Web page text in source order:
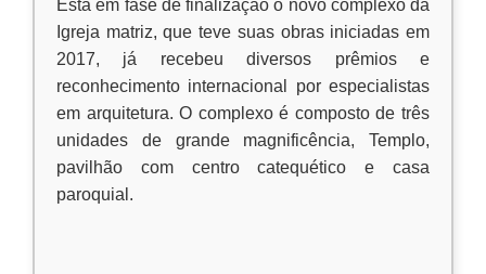
Está em fase de finalização o novo complexo da
Igreja matriz, que teve suas obras iniciadas em
2017, já recebeu diversos prêmios e
reconhecimento internacional por especialistas
em arquitetura. O complexo é composto de três
unidades de grande magnificência, Templo,
pavilhão com centro catequético e casa
paroquial.